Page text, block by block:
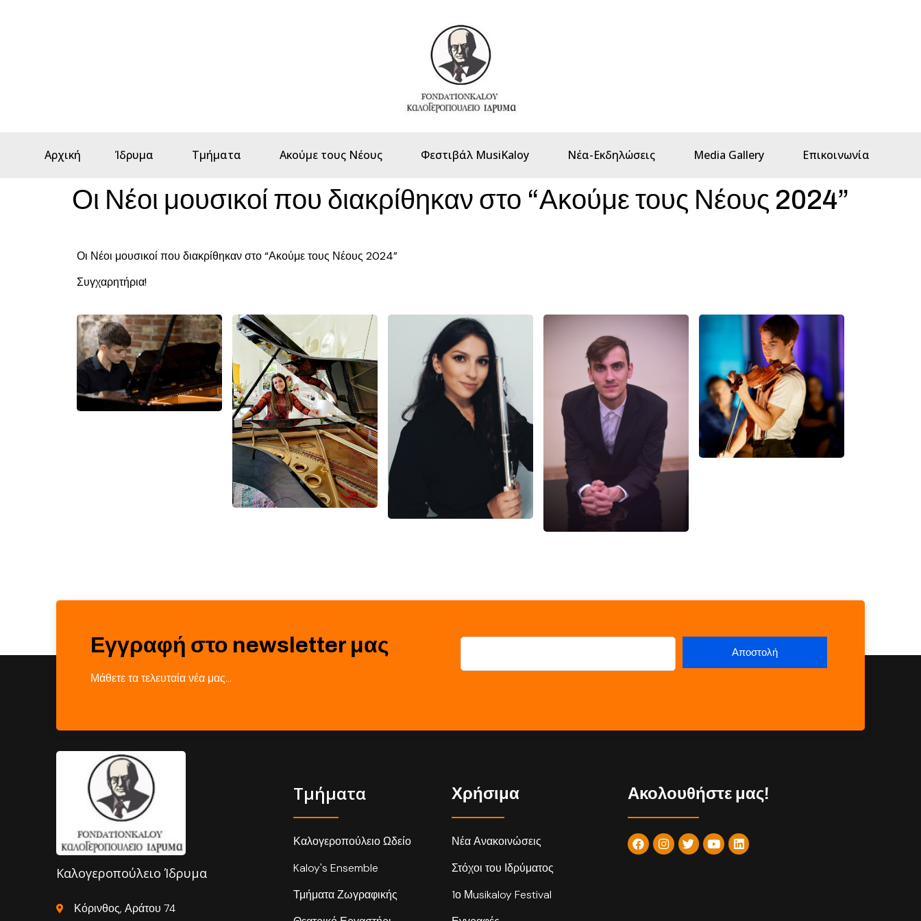
Αρχική Ίδρυμα Τμήματα Ακούμε τους Νέους Φεστιβάλ MusiKaloy Νέα-Εκδηλώσεις Media Gallery Επικοινωνία
Οι Νέοι μουσικοί που διακρίθηκαν στο “Ακούμε τους Νέους 2024”
Οι Νέοι μουσικοί που διακρίθηκαν στο “Ακούμε τους Νέους 2024”
Συγχαρητήρια!
Εγγραφή στο newsletter μας
Μάθετε τα τελευταία νέα μας…
Καλογεροπούλειο Ίδρυμα
Κόρινθος, Αράτου 74
Τμήματα
Καλογεροπούλειο Ωδείο
Kaloy's Ensemble
Τμήματα Ζωγραφικής
Χρήσιμα
Νέα Ανακοινώσεις
Στόχοι του Ιδρύματος
1ο Μusikaloy Festival
Ακολουθήστε μας!